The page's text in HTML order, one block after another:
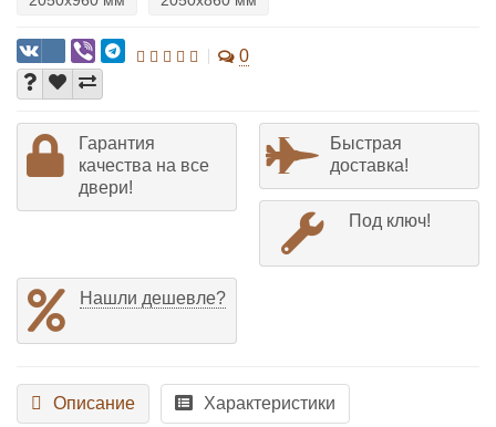
0
Гарантия
качества на все
двери!
Быстрая
доставка!
Под ключ!
Нашли дешевле?
Описание Характеристики